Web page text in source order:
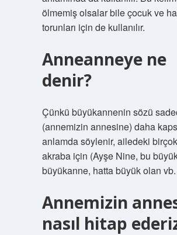
ölmemiş olsalar bile çocuk ve
torunları için de kullanılır.
Anneanneye ne
denir?
Çünkü büyükannenin sözü
(annemizin annesine) daha
anlamda söylenir, ailedeki
akraba için (Ayşe Nine, bu
büyükanne, hatta büyük olan vb.
Annemizin
nasıl hitap